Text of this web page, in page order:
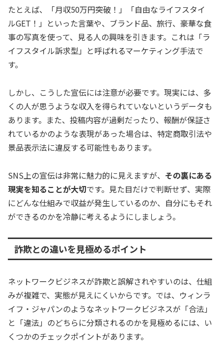
たとえば、「月収50万円突破！」「自由なライフスタイ
ルGET！」といった言葉や、ブランド品、旅行、豪華な食
事の写真を使って、見る人の興味を引きます。これは「ラ
イフスタイル訴求型」と呼ばれるマーケティング手法で
す。
しかし、こうした宣伝には注意が必要です。現実には、多
くの人が思うような収入を得られていないというデータも
あります。また、投稿内容が過剰だったり、報酬が保証さ
れているかのような表現があった場合は、特定商取引法や
景品表示法に違反する可能性もあります。
SNS上の宣伝は非常に魅力的に見えますが、 その裏にある
現実を知ることが大切です。見た目だけで判断せず、実際
にどんな仕組みで収益が発生しているのか、自分にもそれ
ができるのかを冷静に考えるようにしましょう。
詐欺との違いを見極めるポイント
ネットワークビジネスが詐欺と誤解されやすいのは、仕組
みが複雑で、実態が見えにくいからです。では、ウィンラ
イフ・ジャパンのようなネットワークビジネスが「合法」
と「違法」のどちらに分類されるのかを見極めるには、い
くつかのチェックポイントがあります。